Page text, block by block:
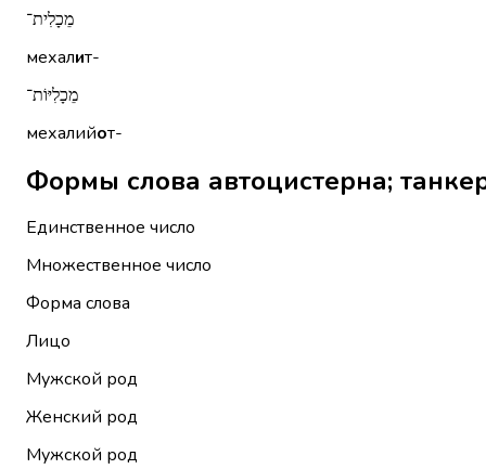
מֵכָלִית־
мехалит-
מֵכָלִיּוֹת־
мехалийот-
Единственное число
Множественное число
Форма слова
Лицо
Мужской род
Женский род
Мужской род